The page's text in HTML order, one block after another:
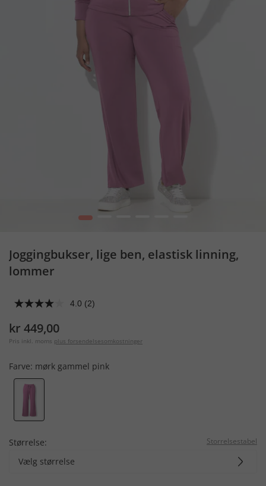
1
Joggingbukser, lige ben, elastisk linning,
lommer
4.0 (2)
kr 449,00
Pris inkl. moms plus forsendelsesomkostninger
Farve: mørk gammel pink
Størrelse: Storrelsestabel
Vælg størrelse